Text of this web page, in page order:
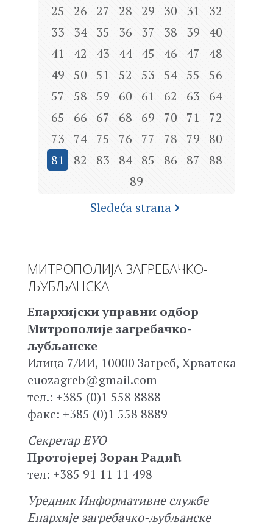
25
26 27 28 29 30 31
32
33
34 35 36 37 38 39
40
41
42 43 44 45 46 47
48
49
50 51 52 53 54 55
56
57
58 59 60 61 62 63
64
65
66 67 68 69 70 71
72
73
74 75 76 77 78 79
80
81
82 83 84 85 86 87
88
89
Sledeća strana
МИТРОПОЛИЈА ЗАГРЕБАЧКО-
ЉУБЉАНСКА
Епархијски управни одбор
Митрополије загребачко-
љубљанске
Илица 7/ИИ, 10000 Загреб, Хрватска
euozagreb@gmail.com
тел.: +385 (0)1 558 8888
факс: +385 (0)1 558 8889
Секретар ЕУО
Протојереј Зоран Радић
тел: +385 91 11 11 498
Уредник Информативне службе
Епархије загребачко-љубљанске